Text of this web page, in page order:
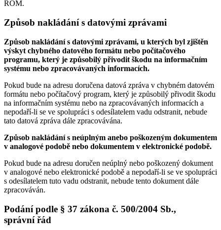
ROM.
Způsob nakládání s datovými zprávami
Způsob nakládání s datovými zprávami, u kterých byl zjištěn
výskyt chybného datového formátu nebo počítačového
programu, který je způsobilý přivodit škodu na informačním
systému nebo zpracovávaných informacích.
Pokud bude na adresu doručena datová zpráva v chybném datovém
formátu nebo počítačový program, který je způsobilý přivodit škodu
na informačním systému nebo na zpracovávaných informacích a
nepodaří-li se ve spolupráci s odesílatelem vadu odstranit, nebude
tato datová zpráva dále zpracovávána.
Způsob nakládání s neúplným anebo poškozeným dokumentem
v analogové podobě nebo dokumentem v elektronické podobě.
Pokud bude na adresu doručen neúplný nebo poškozený dokument
v analogové nebo elektronické podobě a nepodaří-li se ve spolupráci
s odesílatelem tuto vadu odstranit, nebude tento dokument dále
zpracováván.
Podání podle § 37 zákona č. 500/2004 Sb.,
správní řád